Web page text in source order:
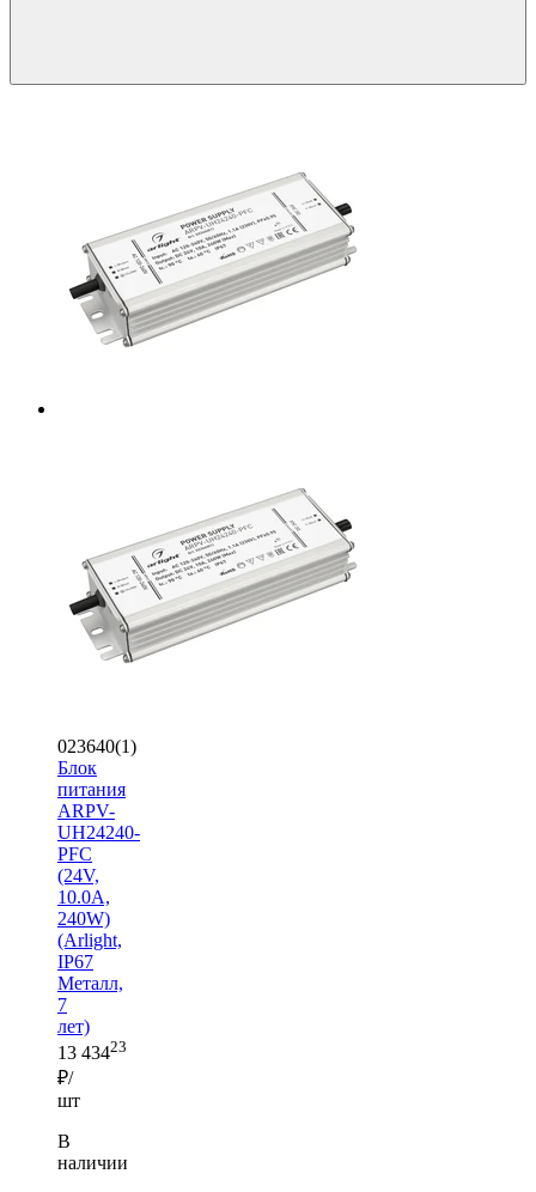
023640(1)
Блок
питания
ARPV-
UH24240-
PFC
(24V,
10.0A,
240W)
(Arlight,
IP67
Металл,
7
лет)
13 43423
₽/
шт
В
наличии